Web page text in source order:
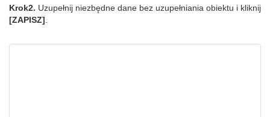
Krok2. Uzupełnij niezbędne dane bez uzupełniania obiektu i kliknij
[ZAPISZ]